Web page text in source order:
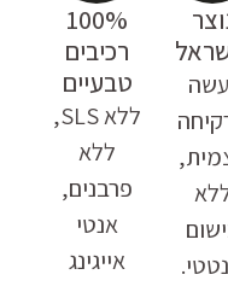
100%
רכיבים
טבעיים
ללא SLS,
ללא
פרבנים,
אנטי
אייגינג